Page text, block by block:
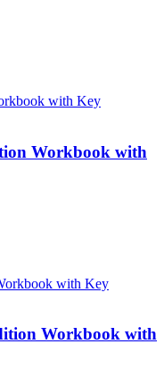
Workbook with
Workbook with